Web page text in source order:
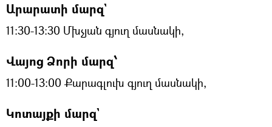
Արարատի մարզ`
11:30-13:30 Մխչյան գյուղ մասնակի,
Վայոց Ձորի մարզ՝
11:00-13:00 Քարագլուխ գյուղ մասնակի,
Կոտայքի մարզ`